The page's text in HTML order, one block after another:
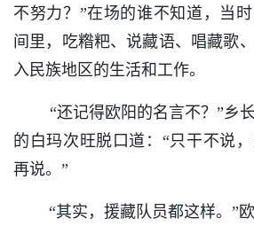
不努力？”在场的谁不知道，当
间里，吃糌粑、说藏语、唱藏歌
入民族地区的生活和工作。
“还记得欧阳的名言不？”乡长
的白玛次旺脱口道：“只干不说
再说。”
“其实，援藏队员都这样。”欧